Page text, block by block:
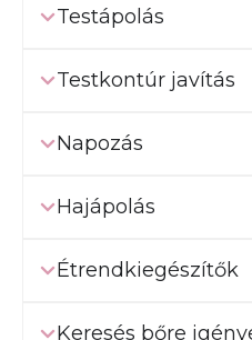
Testápolás
Testkontúr javítás
Napozás
Hajápolás
Étrendkiegészítők
Keresés bőre